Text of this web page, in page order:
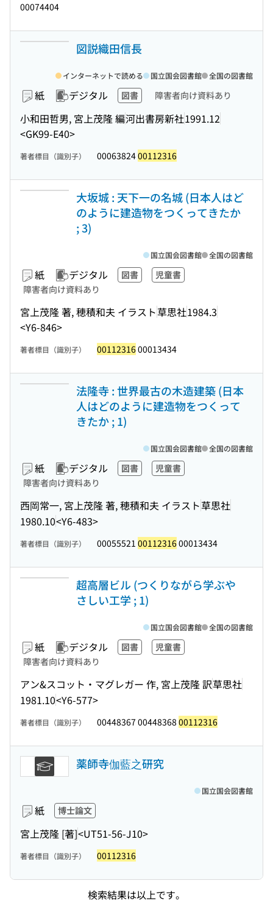
00074404
図説織田信長
紙 デジタル 図書 障害者向け資料あり
小和田哲男, 宮上茂隆 編河出書房新社1991.12
<GK99-E40>
インターネットで読める 国立国会図書館 全国の図書館
著者標目（識別子） 0006382400112316
大坂城 : 天下一の名城 (日本人はど
のように建造物をつくってきたか
; 3)
紙 デジタル 図書
児童書
障害者向け資料あり
宮上茂隆 著, 穂積和夫 イラスト草思社1984.3
<Y6-846>
国立国会図書館 全国の図書館
著者標目（識別子） 0011231600013434
法隆寺 : 世界最古の木造建築 (日本
人はどのように建造物をつくって
きたか ; 1)
紙 デジタル 図書
児童書
障害者向け資料あり
西岡常一, 宮上茂隆 著, 穂積和夫 イラスト草思社
1980.10<Y6-483>
国立国会図書館 全国の図書館
著者標目（識別子） 00055521 0011231600013434
超高層ビル (つくりながら学ぶや
さしい工学 ; 1)
紙 デジタル 図書
児童書
障害者向け資料あり
アン&スコット・マグレガー 作, 宮上茂隆 訳草思社
1981.10<Y6-577>
国立国会図書館 全国の図書館
著者標目（識別子） 00448367 00448368 00112316
薬師寺伽藍之研究
紙 博士論文
宮上茂隆 [著]<UT51-56-J10>
国立国会図書館
著者標目（識別子） 00112316
検索結果は以上です。